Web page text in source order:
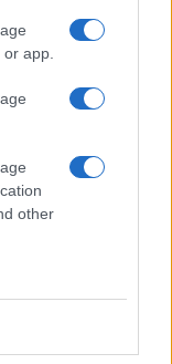
app.
other
luci
stadio con 47